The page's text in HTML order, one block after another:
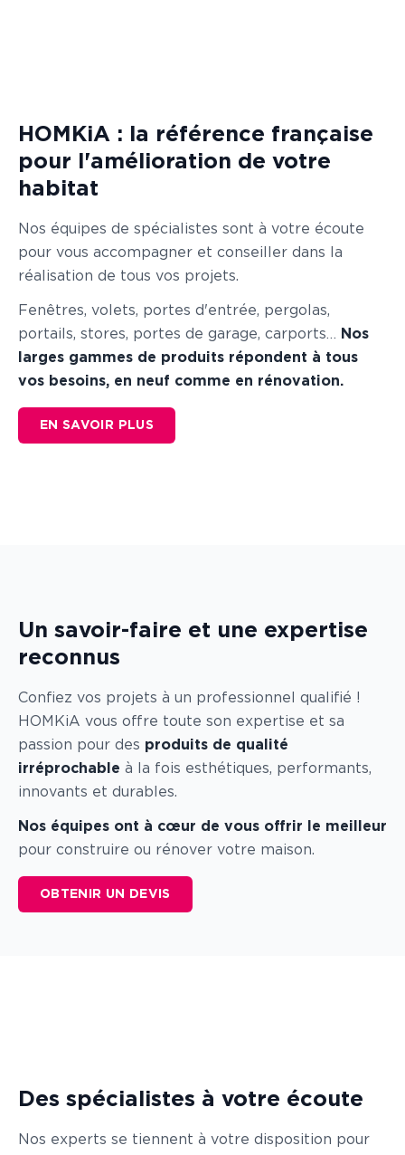
HOMKiA : la référence française
pour l'amélioration de votre
habitat
Nos équipes de spécialistes sont à votre écoute
pour vous accompagner et conseiller dans la
réalisation de tous vos projets.
Fenêtres, volets, portes d'entrée, pergolas,
portails, stores, portes de garage, carports… Nos
larges gammes de produits répondent à tous
vos besoins, en neuf comme en rénovation.
EN SAVOIR PLUS
Un savoir-faire et une expertise
reconnus
Confiez vos projets à un professionnel qualifié !
HOMKiA vous offre toute son expertise et sa
passion pour des produits de qualité
irréprochable à la fois esthétiques, performants,
innovants et durables.
Nos équipes ont à cœur de vous offrir le meilleur
pour construire ou rénover votre maison.
OBTENIR UN DEVIS
Des spécialistes à votre écoute
Nos experts se tiennent à votre disposition pour